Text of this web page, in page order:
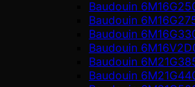
Baudouin
Baudouin
Baudouin
Baudouin
Baudouin
Baudouin